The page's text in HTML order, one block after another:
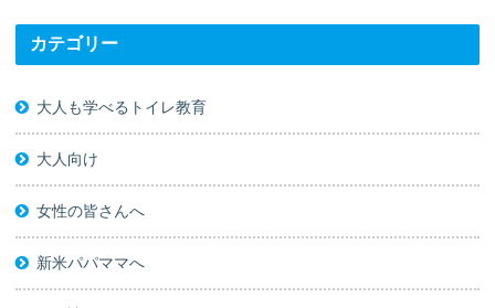
カテゴリー
大人も学べるトイレ教育
大人向け
女性の皆さんへ
新米パパママへ